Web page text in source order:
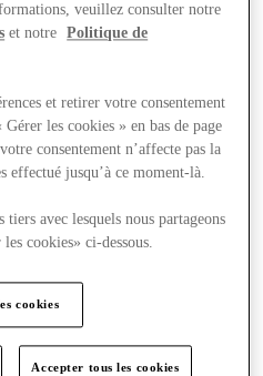
veuillez consulter notre
et notre
Politique de
et retirer votre consentement
les cookies » en bas de page
consentement n’affecte pas la
effectué jusqu’à ce moment-là.
avec lesquels nous partageons
cookies» ci-dessous.
cookies
Accepter tous les cookies